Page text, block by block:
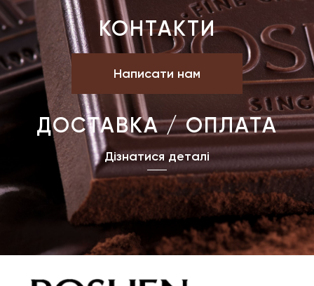
КОНТАКТИ
Написати нам
ДОСТАВКА / ОПЛАТА
Дізнатися деталі